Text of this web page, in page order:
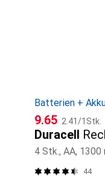
Batterien +
CHF
9.65 CHF
2.41 /1Stk.
Duracell
4 Stk., AA, 1300
44